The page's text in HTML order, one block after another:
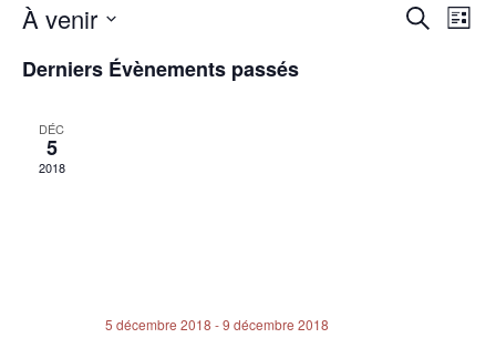
Recherche
Liste
À venir
une
Derniers Évènements passés
DÉC
5
2018
5 décembre 2018 -9 décembre 2018